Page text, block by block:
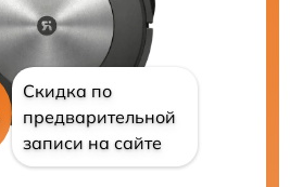
Скидка по
предварительной
записи на сайте